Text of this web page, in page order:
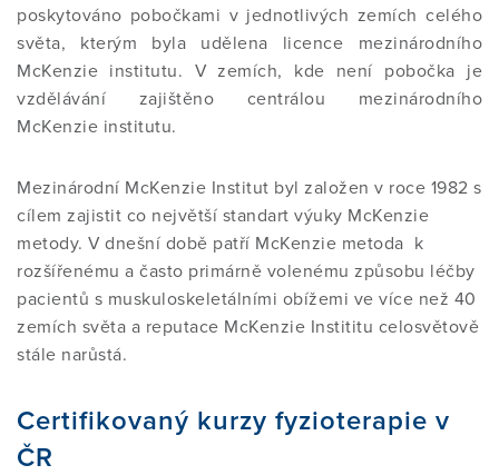
NAJÍT TERAPEUTA
KE STAŽENÍ
ODKAZY
ČASTO KLADENÉ DOTAZY (FAQ)
INFORMACE PRO LÉKAŘE
VÝZKUM A ZDROJE
ČASOPIS - ARCHIV
KE STAŽENÍ
ODKAZY
REFERENCE STUDENTŮ
CERTIFIKAČNÍ ZKOUŠKA
DIPLOMOVANÝ PROGRAM
E-VÝUKA
NAŠI SPOLUPRACOVNÍCI
ČLENSTVÍ
SEZNAM MDT ODBORNÍKŮ
VSTUP PRO ČLENY
PROJEKTY
PRESS / NEWS
DALŠÍ ...
NOVINKY
PROJEKTY
SIG SKUPINA
PRESS / NEWS
AKCE / FOTOGALERIE
Vstup pro členy
poskytováno pobočkami v jednotlivých zemích celého
světa, kterým byla udělena licence mezinárodního
McKenzie institutu. V zemích, kde není pobočka je
vzdělávání zajištěno centrálou mezinárodního
McKenzie institutu.
Mezinárodní McKenzie Institut byl založen v roce 1982 s
cílem zajistit co největší standart výuky McKenzie
metody. V dnešní době patří McKenzie metoda k
rozšířenému a často primárně volenému způsobu léčby
pacientů s muskuloskeletálními obížemi ve více než 40
zemích světa a reputace McKenzie Instititu celosvětově
stále narůstá.
Certifikovaný kurzy fyzioterapie v
ČR